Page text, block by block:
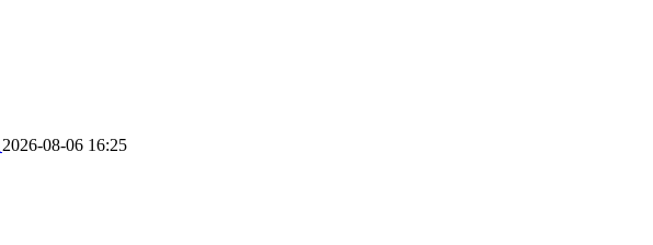
2026-08-06 16:25